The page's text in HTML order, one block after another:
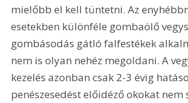
mielőbb el kell tüntetni. Az
esetekben különféle gombaölő
gombásodás gátló falfestékek
nem is olyan nehéz megoldani. A
kezelés azonban csak 2-3 évig
penészesedést előidéző okokat